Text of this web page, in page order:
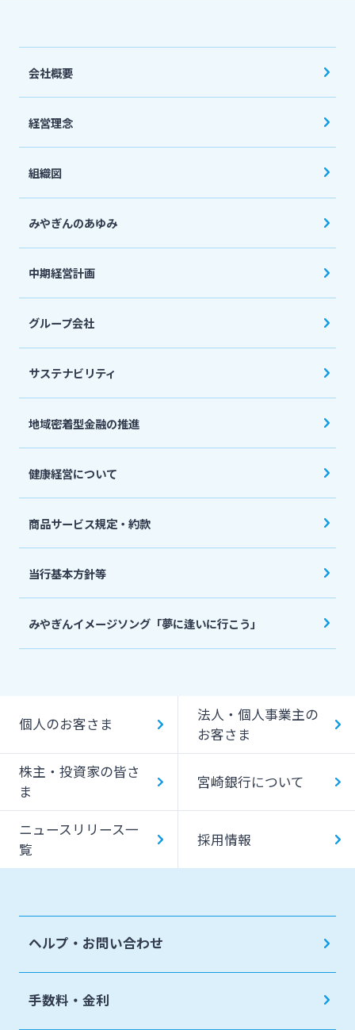
会社概要
経営理念
組織図
みやぎんのあゆみ
中期経営計画
グループ会社
サステナビリティ
地域密着型金融の推進
健康経営について
商品サービス規定・約款
当行基本方針等
みやぎんイメージソング「夢に逢いに行こう」
個人のお客さま
法人・個人事業主の
お客さま
株主・投資家の皆さ
ま
宮崎銀行について
ニュースリリース一
覧
採用情報
ヘルプ・お問い合わせ
手数料・金利